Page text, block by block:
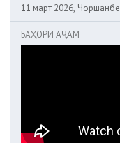
11 март 2026, Чоршанбе
БАҲОРИ АҶАМ